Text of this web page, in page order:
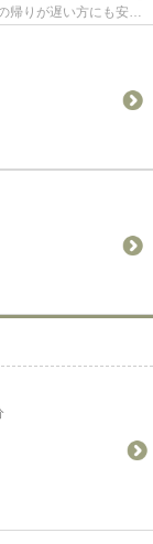
りが遅い方にも安心